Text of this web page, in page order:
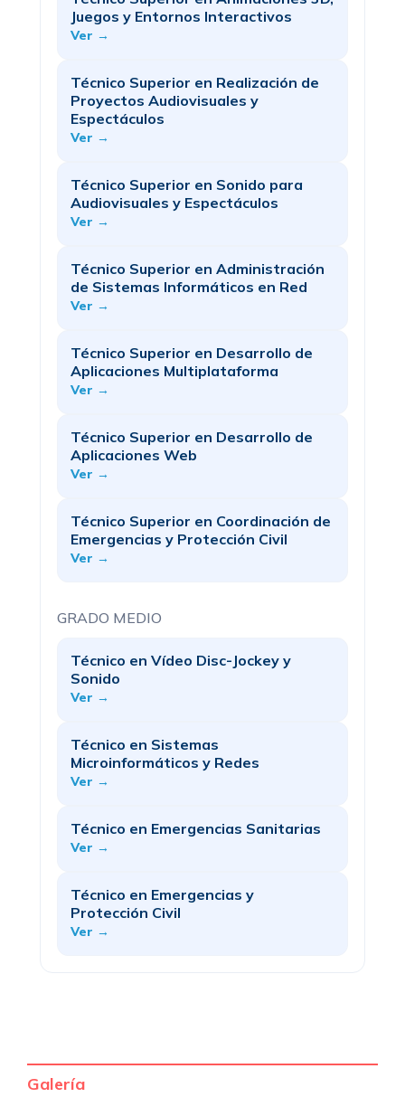
Juegos y Entornos Interactivos
Ver →
Técnico Superior en Realización de
Proyectos Audiovisuales y
Espectáculos
Ver →
Técnico Superior en Sonido para
Audiovisuales y Espectáculos
Ver →
Técnico Superior en Administración
de Sistemas Informáticos en Red
Ver →
Técnico Superior en Desarrollo de
Aplicaciones Multiplataforma
Ver →
Técnico Superior en Desarrollo de
Aplicaciones Web
Ver →
Técnico Superior en Coordinación de
Emergencias y Protección Civil
Ver →
GRADO MEDIO
Técnico en Vídeo Disc-Jockey y
Sonido
Ver →
Técnico en Sistemas
Microinformáticos y Redes
Ver →
Técnico en Emergencias Sanitarias
Ver →
Técnico en Emergencias y
Protección Civil
Ver →
Galería